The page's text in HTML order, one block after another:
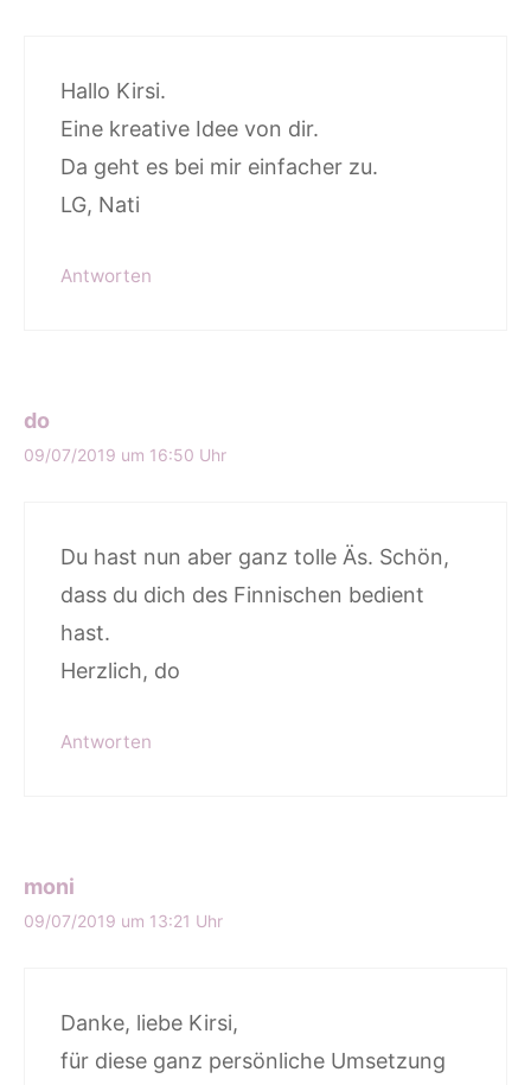
Hallo Kirsi.
Eine kreative Idee von dir.
Da geht es bei mir einfacher zu.
LG, Nati
Antworten
do
09/07/2019 um 16:50 Uhr
Du hast nun aber ganz tolle Äs. Schön,
dass du dich des Finnischen bedient
hast.
Herzlich, do
Antworten
moni
09/07/2019 um 13:21 Uhr
Danke, liebe Kirsi,
für diese ganz persönliche Umsetzung